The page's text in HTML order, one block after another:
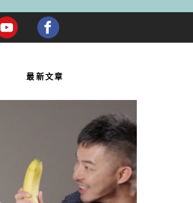
最新文章